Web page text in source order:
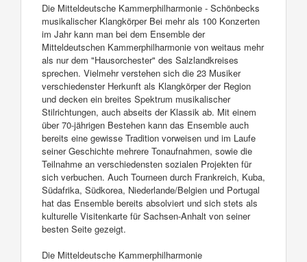
Die Mitteldeutsche Kammerphilharmonie - Schönbecks
musikalischer Klangkörper Bei mehr als 100 Konzerten
im Jahr kann man bei dem Ensemble der
Mitteldeutschen Kammerphilharmonie von weitaus mehr
als nur dem "Hausorchester" des Salzlandkreises
sprechen. Vielmehr verstehen sich die 23 Musiker
verschiedenster Herkunft als Klangkörper der Region
und decken ein breites Spektrum musikalischer
Stilrichtungen, auch abseits der Klassik ab. Mit einem
über 70-jährigen Bestehen kann das Ensemble auch
bereits eine gewisse Tradition vorweisen und im Laufe
seiner Geschichte mehrere Tonaufnahmen, sowie die
Teilnahme an verschiedensten sozialen Projekten für
sich verbuchen. Auch Tourneen durch Frankreich, Kuba,
Südafrika, Südkorea, Niederlande/Belgien und Portugal
hat das Ensemble bereits absolviert und sich stets als
kulturelle Visitenkarte für Sachsen-Anhalt von seiner
besten Seite gezeigt.
Die Mitteldeutsche Kammerphilharmonie